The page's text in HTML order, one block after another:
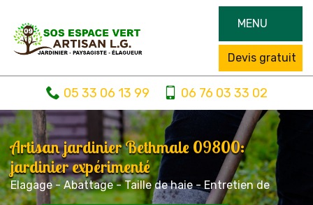
MENU
Devis gratuit
05 33 06 13 99 06 76 03 33 02
Artisan jardinier Bethmale 09800:
jardinier expérimenté
Elagage - Abattage - Taille de haie - Entretien de